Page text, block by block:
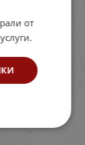
от